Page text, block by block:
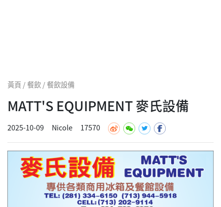
黃頁 / 餐飲 / 餐飲設備
MATT'S EQUIPMENT 麥氏設備
2025-10-09 Nicole 17570